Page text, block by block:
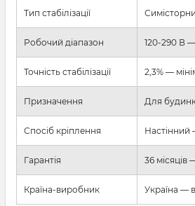
Тип стабілізації
Робочий діапазон 120-290 В —
Точність стабілізації 2,3% —
Призначення Для
Спосіб кріплення Настінний
Гарантія 36 місяців
Країна-виробник Україна —